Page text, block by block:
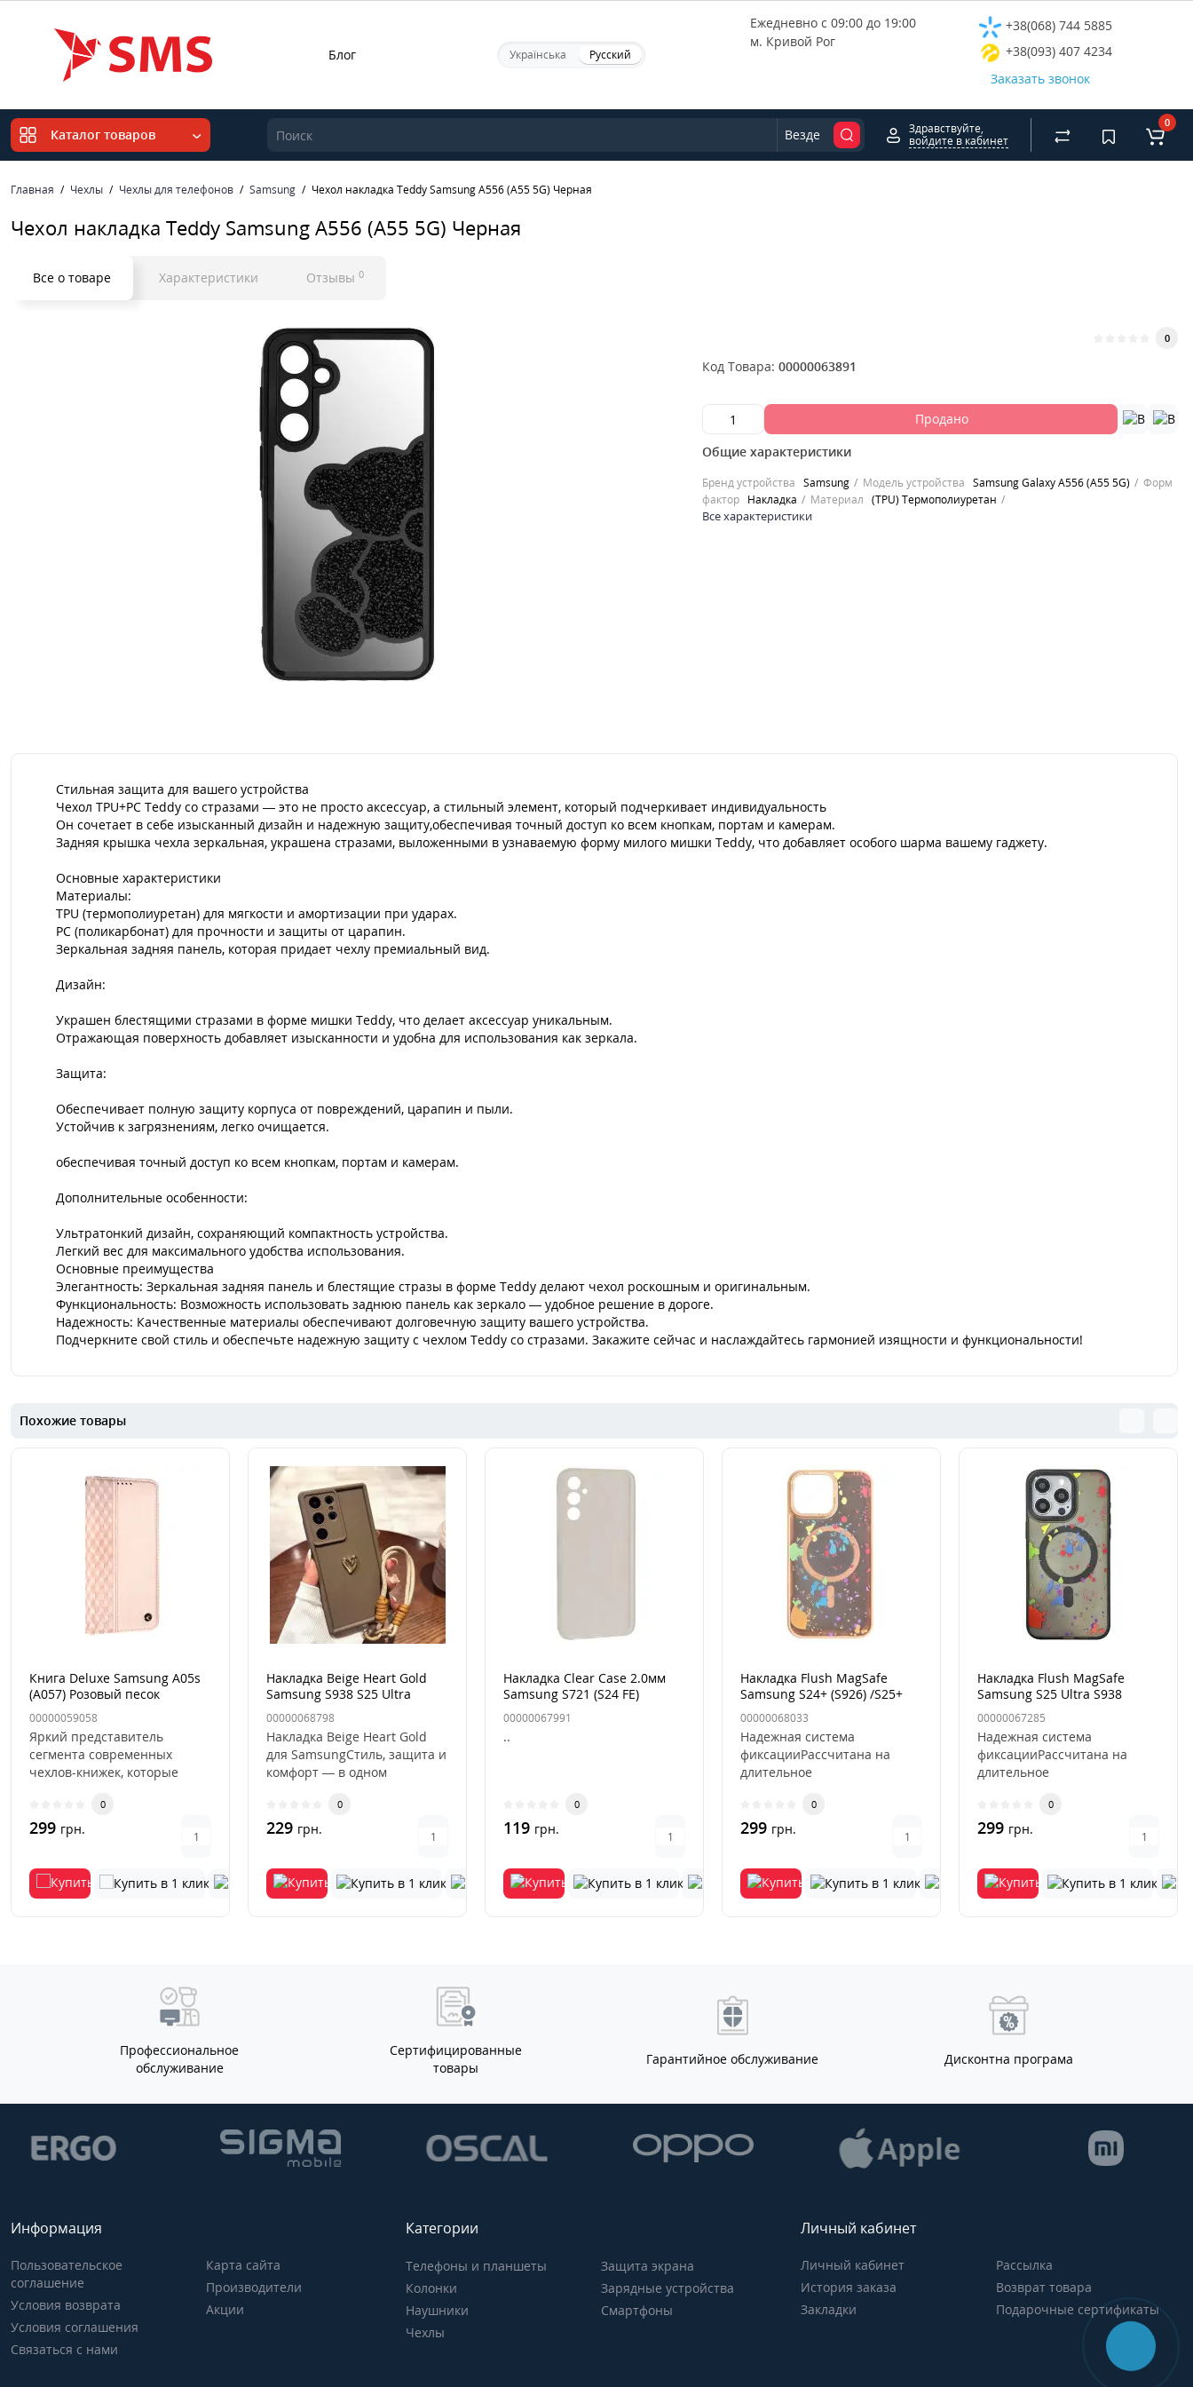
Блог Українська Русский
Ежедневно с 09:00 до 19:00
м. Кривой Рог
+38(068) 744 5885
+38(093) 407 4234
Заказать звонок
Каталог товаров Везде
Здравствуйте,
войдите в кабинет
0
Главная Чехлы Чехлы для телефонов Samsung Чехол накладка Teddy Samsung A556 (A55 5G) Черная
Чехол накладка Teddy Samsung A556 (A55 5G) Черная
Все о товаре Характеристики Отзывы 0
0
Код Товара: 00000063891
Продано
Общие характеристики
Бренд устройства Samsung Модель устройства Samsung Galaxy A556 (A55 5G)
Форм
фактор
Накладка Материал (TPU) Термополиуретан
Все характеристики
Стильная защита для вашего устройства
Чехол TPU+PC Teddy со стразами — это не просто аксессуар, а стильный элемент, который подчеркивает индивидуальность
Он сочетает в себе изысканный дизайн и надежную защиту,обеспечивая точный доступ ко всем кнопкам, портам и камерам.
Задняя крышка чехла зеркальная, украшена стразами, выложенными в узнаваемую форму милого мишки Teddy, что добавляет особого шарма вашему гаджету.
Основные характеристики
Материалы:
TPU (термополиуретан) для мягкости и амортизации при ударах.
PC (поликарбонат) для прочности и защиты от царапин.
Зеркальная задняя панель, которая придает чехлу премиальный вид.
Дизайн:
Украшен блестящими стразами в форме мишки Teddy, что делает аксессуар уникальным.
Отражающая поверхность добавляет изысканности и удобна для использования как зеркала.
Защита:
Обеспечивает полную защиту корпуса от повреждений, царапин и пыли.
Устойчив к загрязнениям, легко очищается.
обеспечивая точный доступ ко всем кнопкам, портам и камерам.
Дополнительные особенности:
Ультратонкий дизайн, сохраняющий компактность устройства.
Легкий вес для максимального удобства использования.
Основные преимущества
Элегантность: Зеркальная задняя панель и блестящие стразы в форме Teddy делают чехол роскошным и оригинальным.
Функциональность: Возможность использовать заднюю панель как зеркало — удобное решение в дороге.
Надежность: Качественные материалы обеспечивают долговечную защиту вашего устройства.
Подчеркните свой стиль и обеспечьте надежную защиту с чехлом Teddy со стразами. Закажите сейчас и наслаждайтесь гармонией изящности и функциональности!
Похожие товары
Книга Deluxe Samsung A05s
(A057) Розовый песок
00000059058
Яркий представитель
сегмента современных
чехлов-книжек, которые
свою огром..
0
299 грн.
Накладка Beige Heart Gold
Samsung S938 S25 Ultra
Коричневая
00000068798
Накладка Beige Heart Gold
для SamsungСтиль, защита и
комфорт — в одном
0
229 грн.
Накладка Clear Case 2.0мм
Samsung S721 (S24 FE)
Прозрачная
00000067991
..
0
119 грн.
Накладка Flush MagSafe
Samsung S24+ (S926) /S25+
(S936) Desert Gold
00000068033
Надежная система
фиксацииРассчитана на
длительное
деформация и
выцветаниеУс..
0
299 грн.
Накладка Flush MagSafe
Samsung S25 Ultra S938
Серая (Titanium Grey)
00000067285
Надежная система
фиксацииРассчитана на
длительное
деформация и
выцветаниеУс..
0
299 грн.
Профессиональное
обслуживание
Сертифицированные
товары
Гарантийное обслуживание Дисконтна програма
Информация
Пользовательское
соглашение
Условия возврата
Условия соглашения
Связаться с нами
Карта сайта
Производители
Акции
Категории
Телефоны и планшеты
Колонки
Наушники
Чехлы
Защита экрана
Зарядные устройства
Смартфоны
Личный кабинет
Личный кабинет
История заказа
Закладки
Рассылка
Возврат товара
Подарочные сертификаты